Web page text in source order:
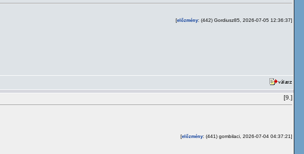
[előzmény: (442) Gordiusz85, 2026-07-05 12:36:37]
[9.]
[előzmény: (441) gombilaci, 2026-07-04 04:37:21]